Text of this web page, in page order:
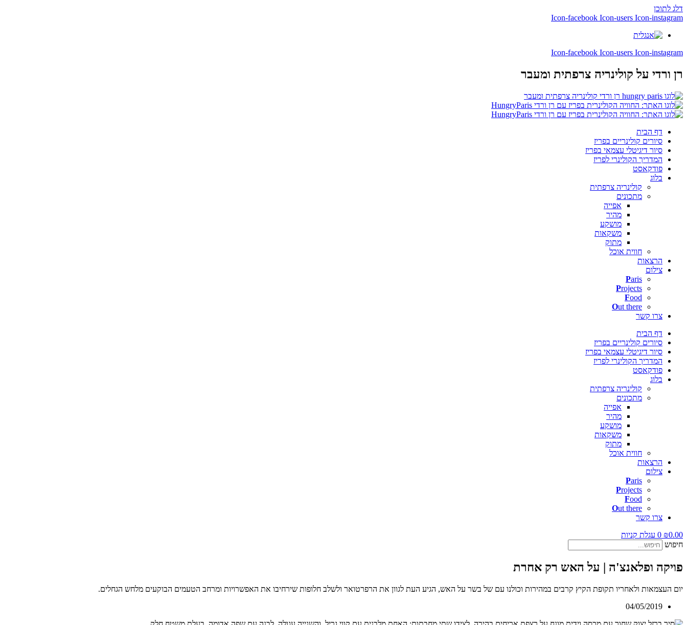
דלג לתוכן
Icon-facebook Icon-users Icon-instagram
Icon-facebook Icon-users Icon-instagram
רן ורדי על קולינריה צרפתית ומעבר
דף הבית
סיורים קולינריים בפריז
סיור דיגיטלי עצמאי בפריז
המדריך הקולינרי לפריז
פודקאסט
בלוג
קולינריה צרפתית
מתכונים
אפייה
מהיר
מושקע
משקאות
מתוק
חווית אוכל
הרצאות
צילום
Paris
Projects
Food
Out there
צרו קשר
דף הבית
סיורים קולינריים בפריז
סיור דיגיטלי עצמאי בפריז
המדריך הקולינרי לפריז
פודקאסט
בלוג
קולינריה צרפתית
מתכונים
אפייה
מהיר
מושקע
משקאות
מתוק
חווית אוכל
הרצאות
צילום
Paris
Projects
Food
Out there
צרו קשר
₪0.00
0 עגלת קניות
חיפוש
פויקה ופלאנצ'ה | על האש רק אחרת
יום העצמאות ולאחריו תקופת הקיץ קרבים במהירות וכולנו עם של בשר על האש, הגיע העת לגוון את הרפרטואר ולשלב חלופות שירחיבו את האפשרויות ומרחב הטעמים הבוקעים מלחש הגחלים.
04/05/2019